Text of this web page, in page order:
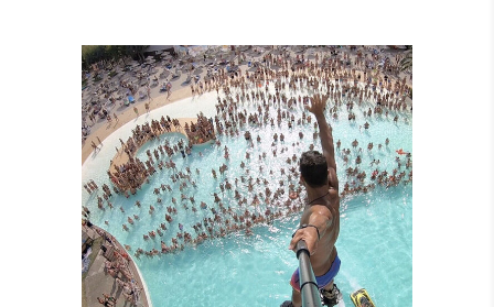
SPETTACOLI IN
PISCINA